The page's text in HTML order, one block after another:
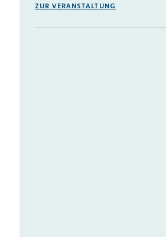
ZUR VERANSTALTUNG